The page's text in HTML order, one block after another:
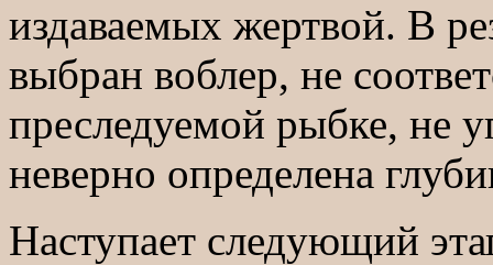
издаваемых жертвой. В
выбран воблер, не
преследуемой рыбке, не
неверно определена
Наступает следующий